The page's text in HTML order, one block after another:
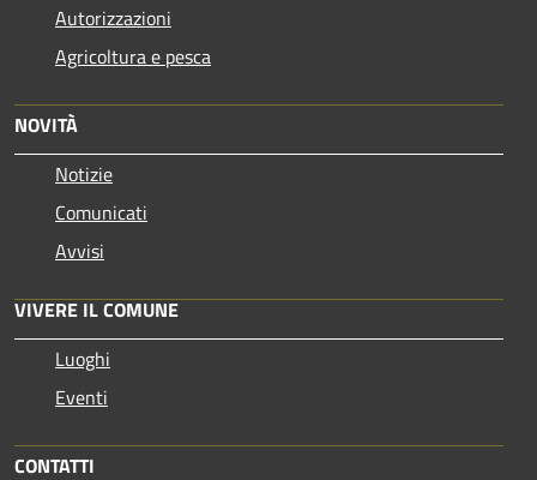
Autorizzazioni
Agricoltura e pesca
NOVITÀ
Notizie
Comunicati
Avvisi
VIVERE IL COMUNE
Luoghi
Eventi
CONTATTI